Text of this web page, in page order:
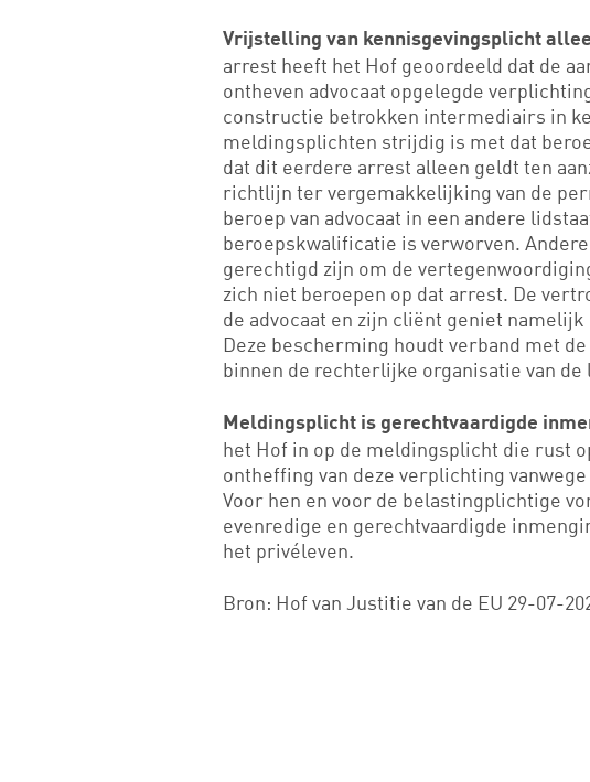
Vrijstelling van kennisgevingsplicht
arrest heeft het Hof geoordeeld dat de
ontheven advocaat opgelegde
constructie betrokken intermediairs in
meldingsplichten strijdig is met dat
dat dit eerdere arrest alleen geldt ten
richtlijn ter vergemakkelijking van de
beroep van advocaat in een andere
beroepskwalificatie is verworven.
gerechtigd zijn om de
zich niet beroepen op dat arrest. De
de advocaat en zijn cliënt geniet
Deze bescherming houdt verband met
binnen de rechterlijke organisatie van de
Meldingsplicht is gerechtvaardigde
het Hof in op de meldingsplicht die rust
ontheffing van deze verplichting
Voor hen en voor de belastingplichtige
evenredige en gerechtvaardigde
het privéleven.
Bron: Hof van Justitie van de EU 29-07-